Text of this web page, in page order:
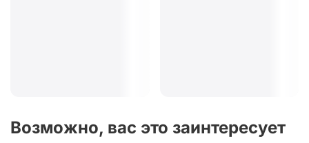
Возможно, вас это заинтересует